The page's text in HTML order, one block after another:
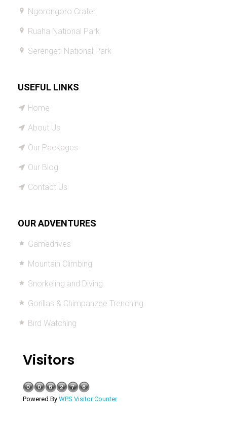
Ngorongoro Crater
Ruaha National Park
Serengeti National Park
USEFUL LINKS
Home
About Us
Our Packages
Our Blog
Contact Us
OUR ADVENTURES
Gamedrives
Mountain Climbing
Snorkeling and Diving
Gorillas & Chimpanzee Trenching
Bird Watching
Visitors
Powered By WPS Visitor Counter